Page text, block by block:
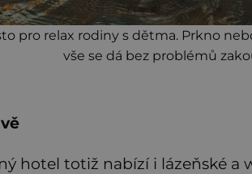
pro relax rodiny s dětma. Prkno
vše se dá bez problémů
hotel totiž nabízí i lázeňské a